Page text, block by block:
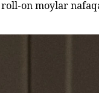
on moylar